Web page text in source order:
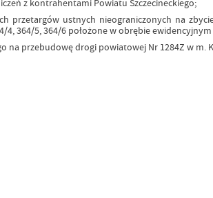
z kontrahentami Powiatu Szczecineckiego;
przetargów ustnych nieograniczonych na
364/5, 364/6 położone w obrębie
na przebudowę drogi powiatowej Nr 1284Z w m.